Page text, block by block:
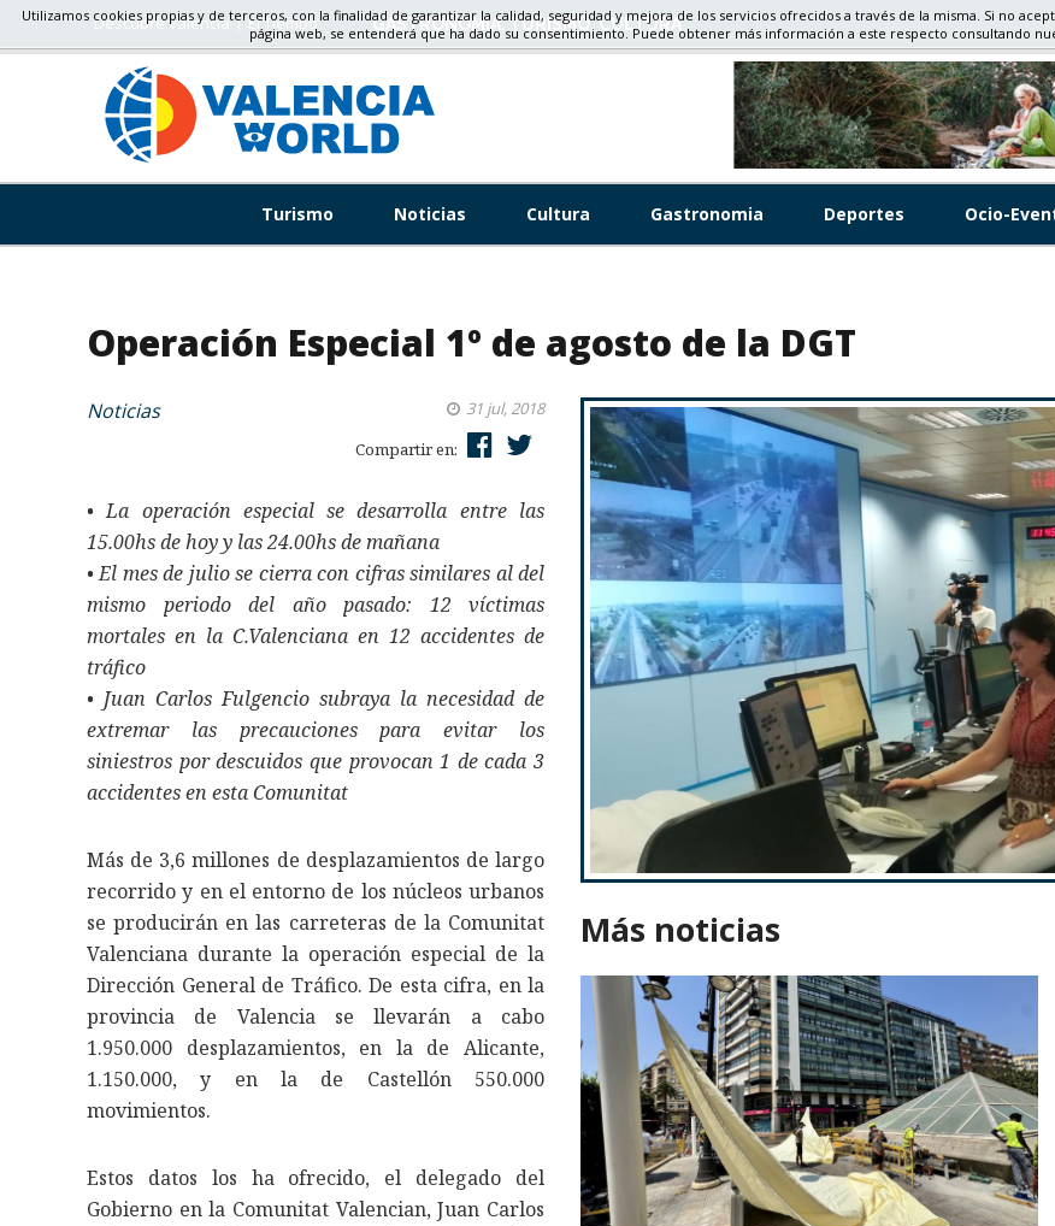
Descubre valencia El Tiempo GASTRONOMÍA, TURISMO, CULTURA
Turismo Noticias Cultura Gastronomia Deportes Ocio-
Operación Especial 1º de agosto de la DGT
Noticias
31 jul, 2018
Compartir en:
• La operación especial se desarrolla entre las
15.00hs de hoy y las 24.00hs de mañana
• El mes de julio se cierra con cifras similares al del
mismo periodo del año pasado: 12 víctimas
mortales en la C.Valenciana en 12 accidentes de
tráfico
• Juan Carlos Fulgencio subraya la necesidad de
extremar las precauciones para evitar los
siniestros por descuidos que provocan 1 de cada 3
accidentes en esta Comunitat
Más de 3,6 millones de desplazamientos de largo
recorrido y en el entorno de los núcleos urbanos
se producirán en las carreteras de la Comunitat
Valenciana durante la operación especial de la
Dirección General de Tráfico. De esta cifra, en la
provincia de Valencia se llevarán a cabo
1.950.000 desplazamientos, en la de Alicante,
1.150.000, y en la de Castellón 550.000
movimientos.
Estos datos los ha ofrecido, el delegado del
Gobierno en la Comunitat Valencian, Juan Carlos
Más noticias
Utilizamos cookies propias y de terceros, con la finalidad de garantizar la calidad, seguridad y mejora de los servicios ofrecidos a través de la misma. Si no
página web, se entenderá que ha dado su consentimiento. Puede obtener más información a este respecto consultando